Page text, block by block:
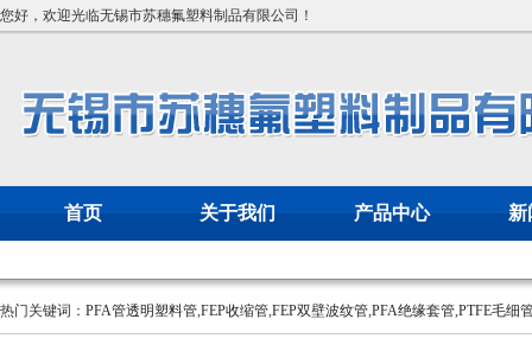
您好，欢迎光临无锡市苏穗氟塑料制品有限公司！
首页 关于我们 产品中心 新
热门关键词： PFA管透明塑料管,FEP收缩管,FEP双壁波纹管,PFA绝缘套管,PTFE毛细